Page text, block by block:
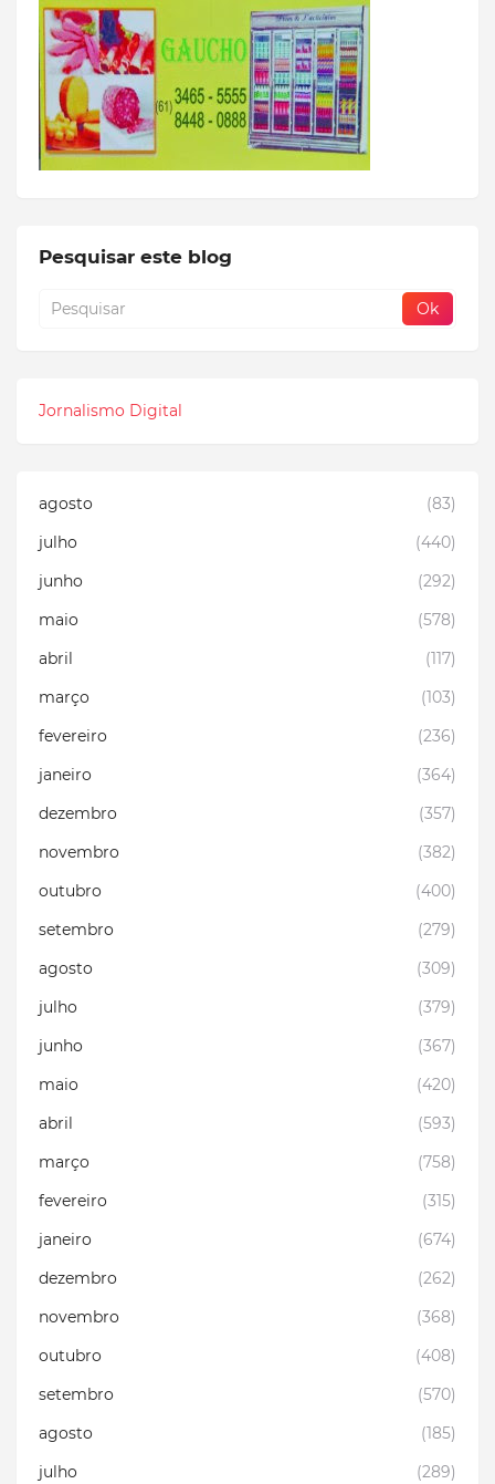
Pesquisar este blog
Jornalismo Digital
agosto
(83)
julho
(440)
junho
(292)
maio
(578)
abril
(117)
março
(103)
fevereiro
(236)
janeiro
(364)
dezembro
(357)
novembro
(382)
outubro
(400)
setembro
(279)
agosto
(309)
julho
(379)
junho
(367)
maio
(420)
abril
(593)
março
(758)
fevereiro
(315)
janeiro
(674)
dezembro
(262)
novembro
(368)
outubro
(408)
setembro
(570)
agosto
(185)
julho
(289)